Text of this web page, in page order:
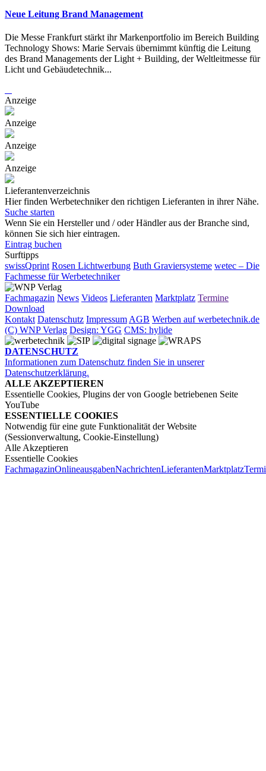
Neue Leitung Brand Management
Die Messe Frankfurt stärkt ihr Markenportfolio im Bereich Building
Technology Shows: Marie Servais übernimmt künftig die Leitung
des Brand Managements der Light + Building, der Weltleitmesse für
Licht und Gebäudetechnik...
Anzeige
Anzeige
Anzeige
Anzeige
Lieferantenverzeichnis
Hier finden Werbetechniker den richtigen Lieferanten in ihrer Nähe.
Suche starten
Wenn Sie ein Hersteller und / oder Händler aus der Branche sind,
können Sie sich hier eintragen.
Eintrag buchen
Surftipps
swissQprint Rosen Lichtwerbung Buth Graviersysteme wetec – Die
Fachmesse für Werbetechniker
Fachmagazin News Videos Lieferanten Marktplatz Termine
Download
Kontakt Datenschutz Impressum AGB Werben auf werbetechnik.de
(C) WNP Verlag Design: YGG CMS: hylide
DATENSCHUTZ
Informationen zum Datenschutz finden Sie in unserer
Datenschutzerklärung.
ALLE AKZEPTIEREN
Essentielle Cookies, Plugins der von Google betriebenen Seite
YouTube
ESSENTIELLE COOKIES
Notwendig für eine gute Funktionalität der Website
(Sessionverwaltung, Cookie-Einstellung)
Alle Akzeptieren
Essentielle Cookies
FachmagazinOnlineausgabenNachrichtenLieferantenMarktplatz